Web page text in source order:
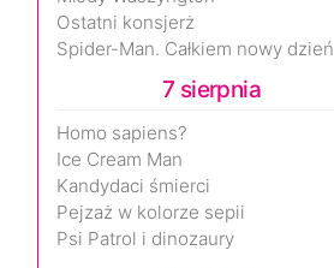
Ostatni konsjerż
Spider-Man. Całkiem nowy dzień
7 sierpnia
Homo sapiens?
Ice Cream Man
Kandydaci śmierci
Pejzaż w kolorze sepii
Psi Patrol i dinozaury